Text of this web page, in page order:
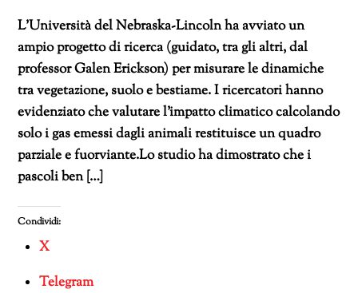
L’Università del Nebraska-Lincoln ha avviato un
ampio progetto di ricerca (guidato, tra gli altri, dal
professor Galen Erickson) per misurare le dinamiche
tra vegetazione, suolo e bestiame. I ricercatori hanno
evidenziato che valutare l’impatto climatico calcolando
solo i gas emessi dagli animali restituisce un quadro
parziale e fuorviante.Lo studio ha dimostrato che i
pascoli ben […]
Condividi:
X
Telegram